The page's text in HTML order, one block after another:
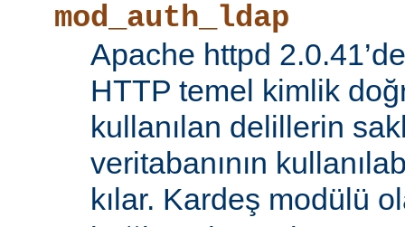
mod_auth_ldap
Apache httpd
HTTP temel kimlik
kullanılan delillerin
veritabanının
kılar. Kardeş modülü